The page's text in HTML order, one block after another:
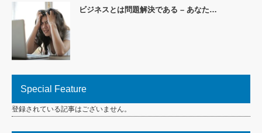
ビジネスとは問題解決である – あなた…
Special Feature
登録されている記事はございません。